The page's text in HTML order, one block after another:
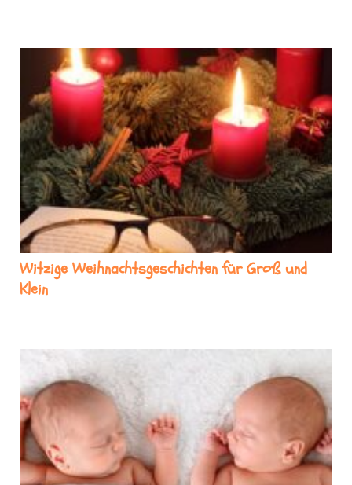
Witzige Weihnachtsgeschichten für Groß und
Klein